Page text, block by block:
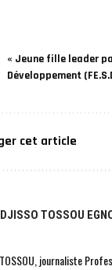
« Jeune fille leader
Développement
cet article
TOSSOU
TOSSOU, journaliste